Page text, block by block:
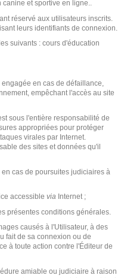
et sportive en ligne..
réservé aux utilisateurs inscrits.
leurs identifiants de connexion.
suivants : cours d'éducation
en cas de défaillance,
empêchant l'accès au site
sous l'entière responsabilité de
appropriées pour protéger
virales par Internet.
des sites et données qu'il
cas de poursuites judiciaires à
accessible via Internet ;
présentes conditions générales.
causés à l'Utilisateur, à des
fait de sa connexion ou de
à toute action contre l'Éditeur de
amiable ou judiciaire à raison